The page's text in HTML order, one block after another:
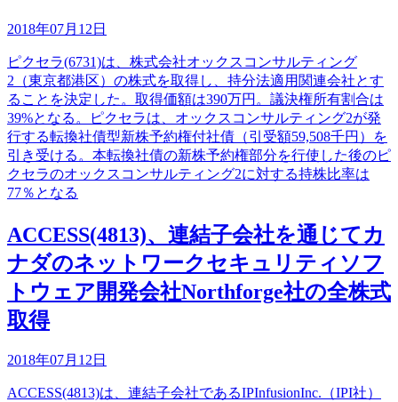
2018年07月12日
ピクセラ(6731)は、株式会社オックスコンサルティング
2（東京都港区）の株式を取得し、持分法適用関連会社とす
ることを決定した。取得価額は390万円。議決権所有割合は
39%となる。ピクセラは、オックスコンサルティング2が発
行する転換社債型新株予約権付社債（引受額59,508千円）を
引き受ける。本転換社債の新株予約権部分を行使した後のピ
クセラのオックスコンサルティング2に対する持株比率は
77％となる
ACCESS(4813)、連結子会社を通じてカ
ナダのネットワークセキュリティソフ
トウェア開発会社Northforge社の全株式
取得
2018年07月12日
ACCESS(4813)は、連結子会社であるIPInfusionInc.（IPI社）